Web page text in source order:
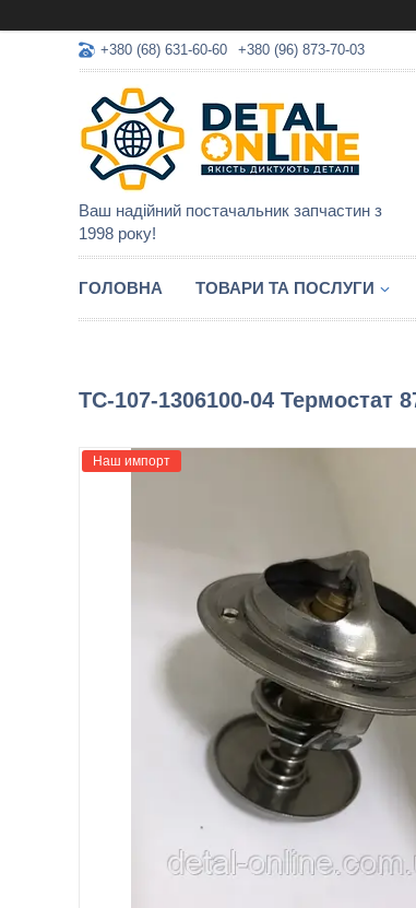
+380 (68) 631-60-60 +380 (96) 873-70-03
Ваш надійний постачальник запчастин з
1998 року!
ГОЛОВНА ТОВАРИ ТА ПОСЛУГИ
ТС-107-1306100-04 Термостат
Наш импорт